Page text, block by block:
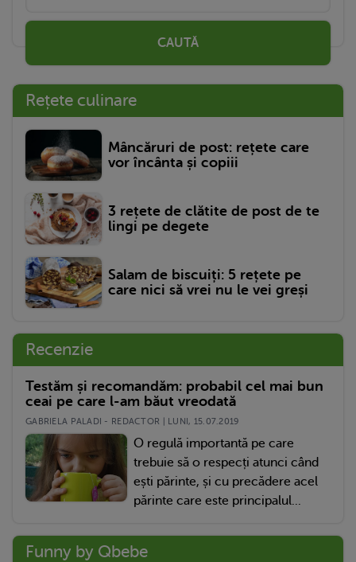
CAUTĂ
Rețete culinare
Mâncăruri de post: rețete care
vor încânta și copiii
3 rețete de clătite de post de te
lingi pe degete
Salam de biscuiți: 5 rețete pe
care nici să vrei nu le vei greși
Recenzie
Testăm și recomandăm: probabil cel mai bun
ceai pe care l-am băut vreodată
GABRIELA PALADI - REDACTOR | LUNI, 15.07.2019
O regulă importantă pe care
trebuie să o respecți atunci când
ești părinte, și cu precădere acel
părinte care este principalul...
Funny by Qbebe